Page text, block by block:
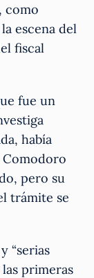
como
escena del
fiscal
fue un
había
Comodoro
pero su
trámite se
“serias
primeras